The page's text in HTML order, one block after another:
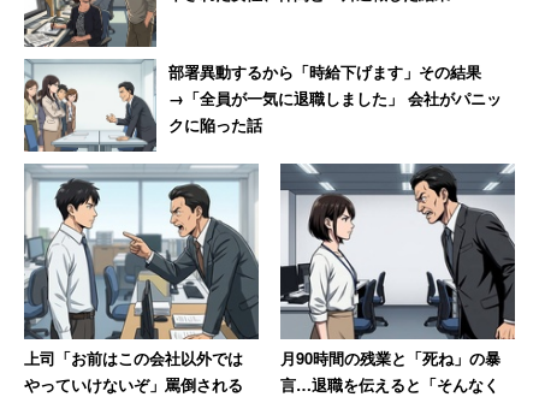
部署異動するから「時給下げます」その結果
→「全員が一気に退職しました」 会社がパニッ
クに陥った話
上司「お前はこの会社以外では
やっていけないぞ」罵倒される
月90時間の残業と「死ね」の暴
言…退職を伝えると「そんなく